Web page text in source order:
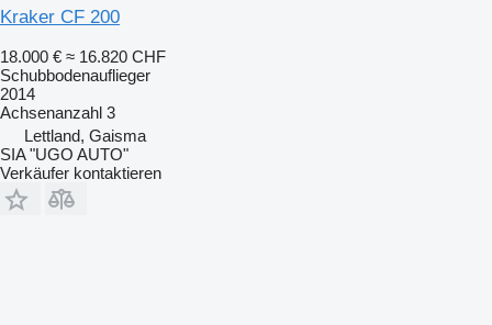
Kraker CF 200
18.000 € ≈ 16.820 CHF
Schubbodenauflieger
2014
Achsenanzahl 3
Lettland, Gaisma
SIA "UGO AUTO"
Verkäufer kontaktieren